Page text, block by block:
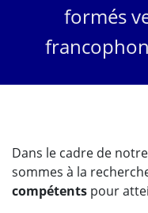
formés
Dans le cadre de
sommes à la
compétents pour